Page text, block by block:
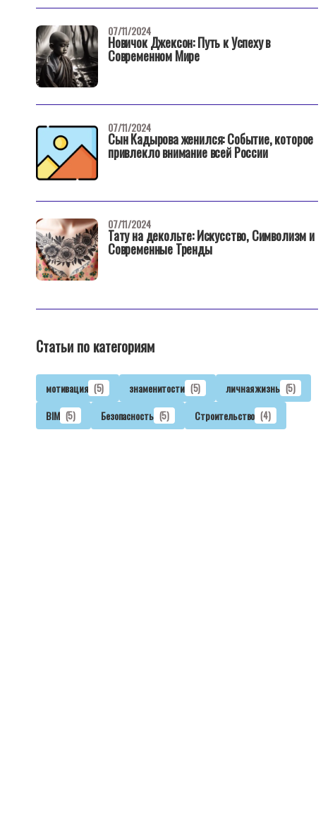
Новичок Джексон: Путь к Успеху в
Современном Мире
07/11/2024
Сын Кадырова женился: Событие, которое
привлекло внимание всей России
07/11/2024
Тату на декольте: Искусство, Символизм и
Современные Тренды
07/11/2024
Статьи по категориям
мотивация (5) знаменитости (5) личная жизнь (5)
BIM (5) Безопасность (5) Строительство (4)